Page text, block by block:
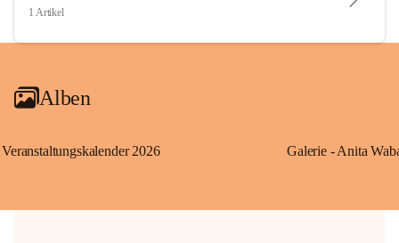
1 Artikel
Alben
Veranstaltungskalender 2026 Galerie - Anita